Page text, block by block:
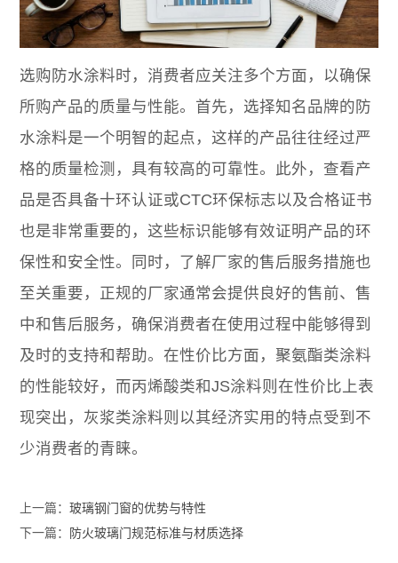
选购防水涂料时，消费者应关注多个方面，以确保
所购产品的质量与性能。首先，选择知名品牌的防
水涂料是一个明智的起点，这样的产品往往经过严
格的质量检测，具有较高的可靠性。此外，查看产
品是否具备十环认证或CTC环保标志以及合格证书
也是非常重要的，这些标识能够有效证明产品的环
保性和安全性。同时，了解厂家的售后服务措施也
至关重要，正规的厂家通常会提供良好的售前、售
中和售后服务，确保消费者在使用过程中能够得到
及时的支持和帮助。在性价比方面，聚氨酯类涂料
的性能较好，而丙烯酸类和JS涂料则在性价比上表
现突出，灰浆类涂料则以其经济实用的特点受到不
少消费者的青睐。
上一篇：玻璃钢门窗的优势与特性
下一篇：
防火玻璃门规范标准与材质选择